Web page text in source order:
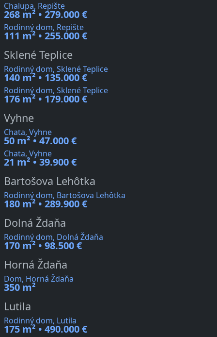
Chalupa, Repište
268 m² • 279.000 €
Rodinný dom, Repište
111 m² • 255.000 €
Sklené Teplice
Rodinný dom, Sklené Teplice
140 m² • 135.000 €
Rodinný dom, Sklené Teplice
176 m² • 179.000 €
Vyhne
Chata, Vyhne
50 m² • 47.000 €
Chata, Vyhne
21 m² • 39.900 €
Bartošova Lehôtka
Rodinný dom, Bartošova Lehôtka
180 m² • 289.900 €
Dolná Ždaňa
Rodinný dom, Dolná Ždaňa
170 m² • 98.500 €
Horná Ždaňa
Dom, Horná Ždaňa
350 m²
Lutila
Rodinný dom, Lutila
175 m² • 490.000 €